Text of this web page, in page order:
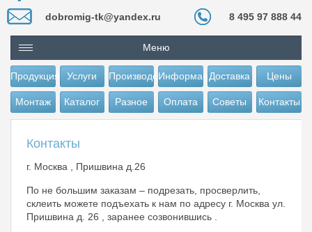
dobromig-tk@yandex.ru 8 495 97 888 44
Меню
Продукция Услуги ПроизводствоИнформацияДоставка Цены
Монтаж Каталог Разное Оплата Советы Контакты
Контакты
г. Москва , Пришвина д.26
По не большим заказам – подрезать, просверлить,
склеить можете подъехать к нам по адресу г. Москва ул.
Пришвина д. 26 , заранее созвонившись .